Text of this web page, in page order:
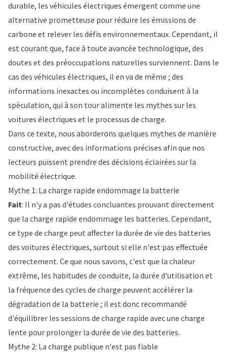
durable, les véhicules électriques émergent comme une
alternative prometteuse pour réduire les émissions de
carbone et relever les défis environnementaux. Cependant, il
est courant que, face à toute avancée technologique, des
doutes et des préoccupations naturelles surviennent. Dans le
cas des véhicules électriques, il en va de même ; des
informations inexactes ou incomplètes conduisent à la
spéculation, qui à son tour alimente les mythes sur les
voitures électriques et le processus de charge.
Dans ce texte, nous aborderons quelques mythes de manière
constructive, avec des informations précises afin que nos
lecteurs puissent prendre des décisions éclairées sur la
mobilité électrique.
Mythe 1: La charge rapide endommage la batterie
Fait: Il n'y a pas d'études concluantes prouvant directement
que la charge rapide endommage les batteries. Cependant,
ce type de charge peut affecter la durée de vie des batteries
des voitures électriques, surtout si elle n'est pas effectuée
correctement. Ce que nous savons, c'est que la chaleur
extrême, les habitudes de conduite, la durée d'utilisation et
la fréquence des cycles de charge peuvent accélérer la
dégradation de la batterie ; il est donc recommandé
d'équilibrer les sessions de charge rapide avec une charge
lente pour prolonger la durée de vie des batteries.
Mythe 2: La charge publique n'est pas fiable